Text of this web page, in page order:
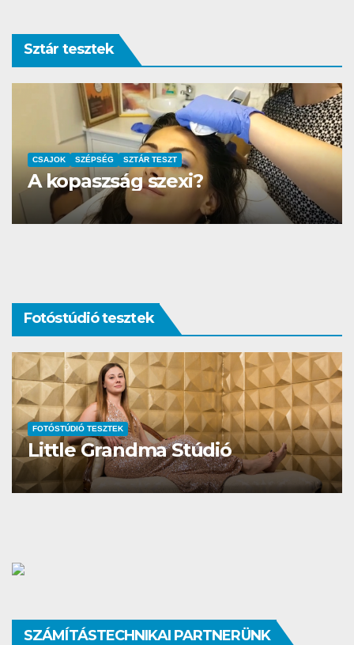
Sztár tesztek
AUTÓ-MOTOR SZTÁR TESZT
DS3 és Zanzibár Rita
Fotóstúdió tesztek
FOTÓSTÚDIÓ TESZTEK
Studio Different
SZÁMÍTÁSTECHNIKAI PARTNERÜNK